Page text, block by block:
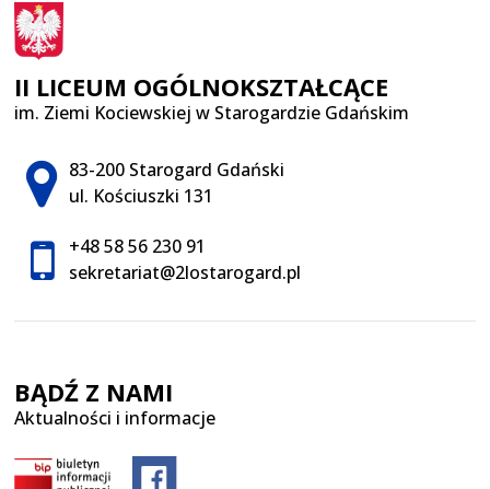
II LICEUM OGÓLNOKSZTAŁCĄCE
im. Ziemi Kociewskiej w Starogardzie Gdańskim
Adres pocztowy:
83-200 Starogard Gdański
ul. Kościuszki 131
+48 58 56 230 91
sekretariat@2lostarogard.pl
BĄDŹ Z NAMI
Aktualności i informacje